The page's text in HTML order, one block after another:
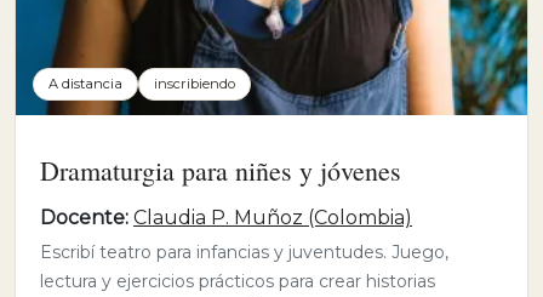
A distancia inscribiendo
Dramaturgia para niñes y jóvenes
Docente: Claudia P. Muñoz (Colombia)
Escribí teatro para infancias y juventudes. Juego,
lectura y ejercicios prácticos para crear historias